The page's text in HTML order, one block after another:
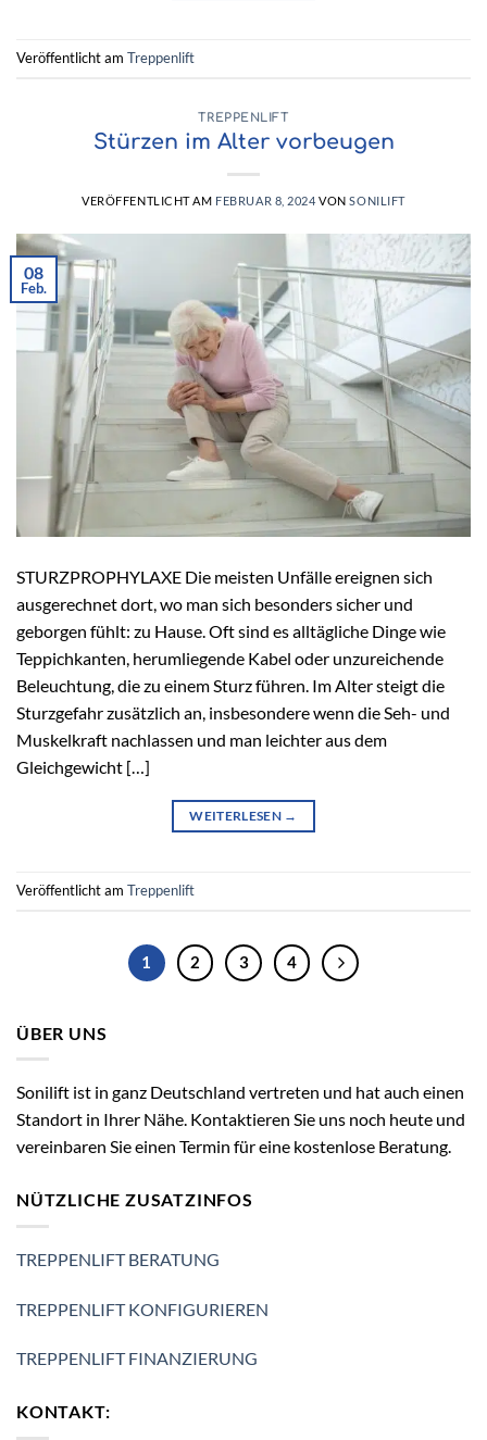
Veröffentlicht am Treppenlift
TREPPENLIFT
Stürzen im Alter vorbeugen
VERÖFFENTLICHT AM FEBRUAR 8, 2024VONSONILIFT
08
Feb.
STURZPROPHYLAXE Die meisten Unfälle ereignen sich
ausgerechnet dort, wo man sich besonders sicher und
geborgen fühlt: zu Hause. Oft sind es alltägliche Dinge wie
Teppichkanten, herumliegende Kabel oder unzureichende
Beleuchtung, die zu einem Sturz führen. Im Alter steigt die
Sturzgefahr zusätzlich an, insbesondere wenn die Seh- und
Muskelkraft nachlassen und man leichter aus dem
Gleichgewicht […]
WEITERLESEN →
Veröffentlicht am Treppenlift
1 2 3 4
ÜBER UNS
Sonilift ist in ganz Deutschland vertreten und hat auch einen
Standort in Ihrer Nähe. Kontaktieren Sie uns noch heute und
vereinbaren Sie einen Termin für eine kostenlose Beratung.
NÜTZLICHE ZUSATZINFOS
TREPPENLIFT BERATUNG
TREPPENLIFT KONFIGURIEREN
TREPPENLIFT FINANZIERUNG
KONTAKT: